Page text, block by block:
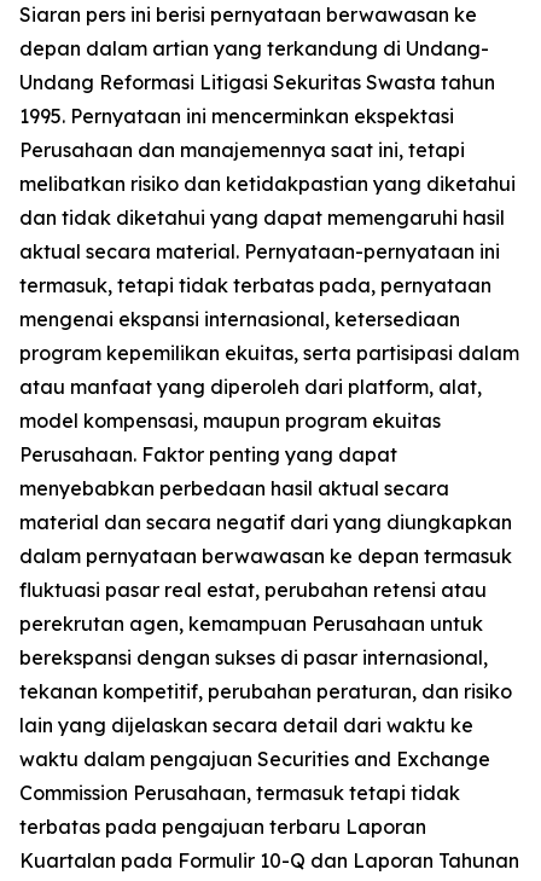
Siaran pers ini berisi pernyataan berwawasan ke
depan dalam artian yang terkandung di Undang-
Undang Reformasi Litigasi Sekuritas Swasta tahun
1995. Pernyataan ini mencerminkan ekspektasi
Perusahaan dan manajemennya saat ini, tetapi
melibatkan risiko dan ketidakpastian yang diketahui
dan tidak diketahui yang dapat memengaruhi hasil
aktual secara material. Pernyataan-pernyataan ini
termasuk, tetapi tidak terbatas pada, pernyataan
mengenai ekspansi internasional, ketersediaan
program kepemilikan ekuitas, serta partisipasi dalam
atau manfaat yang diperoleh dari platform, alat,
model kompensasi, maupun program ekuitas
Perusahaan. Faktor penting yang dapat
menyebabkan perbedaan hasil aktual secara
material dan secara negatif dari yang diungkapkan
dalam pernyataan berwawasan ke depan termasuk
fluktuasi pasar real estat, perubahan retensi atau
perekrutan agen, kemampuan Perusahaan untuk
berekspansi dengan sukses di pasar internasional,
tekanan kompetitif, perubahan peraturan, dan risiko
lain yang dijelaskan secara detail dari waktu ke
waktu dalam pengajuan Securities and Exchange
Commission Perusahaan, termasuk tetapi tidak
terbatas pada pengajuan terbaru Laporan
Kuartalan pada Formulir 10-Q dan Laporan Tahunan